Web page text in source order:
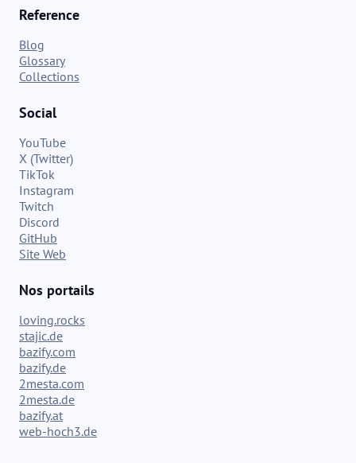
Reference
Blog
Glossary
Collections
Social
YouTube
X (Twitter)
TikTok
Instagram
Twitch
Discord
GitHub
Site Web
Nos portails
loving.rocks
stajic.de
bazify.com
bazify.de
2mesta.com
2mesta.de
bazify.at
web-hoch3.de